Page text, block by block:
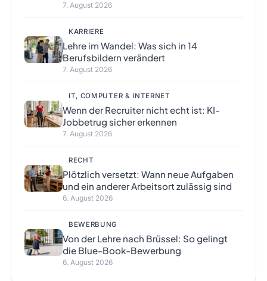
7. August 2026
KARRIERE
Lehre im Wandel: Was sich in 14
Berufsbildern verändert
7. August 2026
IT, COMPUTER & INTERNET
Wenn der Recruiter nicht echt ist: KI-
Jobbetrug sicher erkennen
7. August 2026
RECHT
Plötzlich versetzt: Wann neue Aufgaben
und ein anderer Arbeitsort zulässig sind
6. August 2026
BEWERBUNG
Von der Lehre nach Brüssel: So gelingt
die Blue-Book-Bewerbung
6. August 2026